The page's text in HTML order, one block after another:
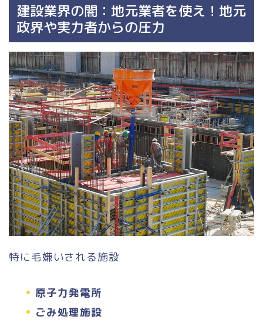
建設業界の闇：地元業者を使え！地元
政界や実力者からの圧力
特に毛嫌いされる施設
原子力発電所
ごみ処理施設